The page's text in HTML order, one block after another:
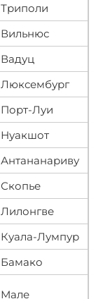
Триполи
Вильнюс
Вадуц
Люксембург
Порт-Луи
Нуакшот
Антананариву
Скопье
Лилонгве
Куала-Лумпур
Бамако
Мале